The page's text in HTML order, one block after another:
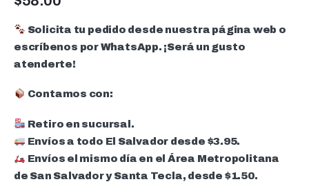
Solicita tu pedido desde nuestra página web o
escríbenos por WhatsApp. ¡Será un gusto
atenderte!
Contamos con:
Retiro en sucursal.
Envíos a todo El Salvador desde $3.95.
Envíos el mismo día en el Área Metropolitana
de San Salvador y Santa Tecla, desde $1.50.